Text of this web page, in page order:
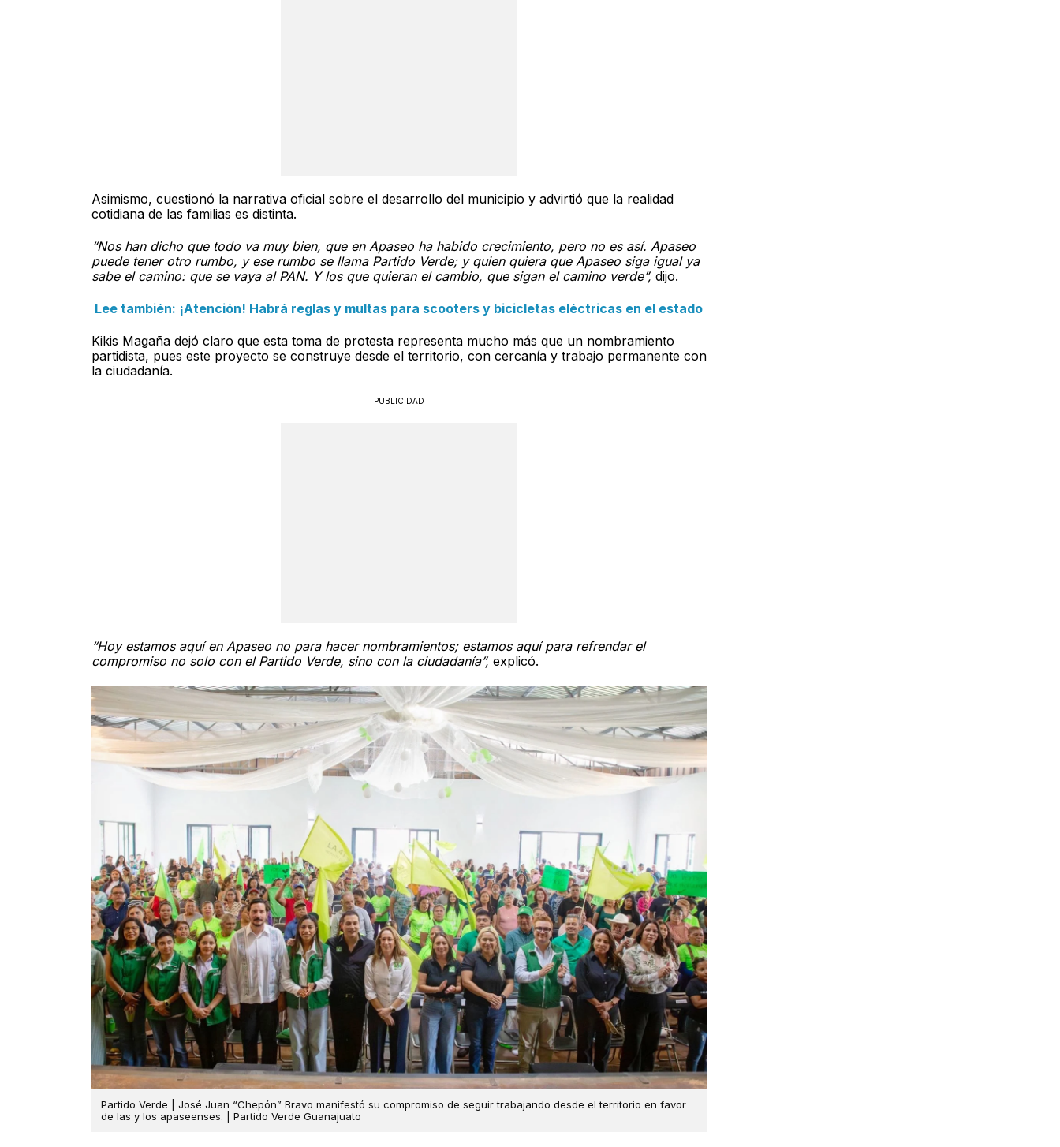
Asimismo, cuestionó la narrativa oficial sobre el desarrollo del municipio y advirtió que la realidad
cotidiana de las familias es distinta.
“Nos han dicho que todo va muy bien, que en Apaseo ha habido crecimiento, pero no es así. Apaseo
puede tener otro rumbo, y ese rumbo se llama Partido Verde; y quien quiera que Apaseo siga igual ya
sabe el camino: que se vaya al PAN. Y los que quieran el cambio, que sigan el camino verde”,dijo.
Lee también: ¡Atención! Habrá reglas y multas para scooters y bicicletas eléctricas en el estado
Kikis Magaña dejó claro que esta toma de protesta representa mucho más que un nombramiento
partidista, pues este proyecto se construye desde el territorio, con cercanía y trabajo permanente con
la ciudadanía.
PUBLICIDAD
“Hoy estamos aquí en Apaseo no para hacer nombramientos; estamos aquí para refrendar el
compromiso no solo con el Partido Verde, sino con la ciudadanía”,explicó.
Partido Verde | José Juan “Chepón” Bravo manifestó su compromiso de seguir trabajando desde el territorio en favor
de las y los apaseenses. | Partido Verde Guanajuato